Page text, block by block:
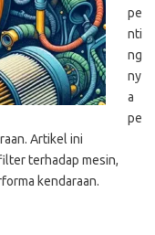
pe
nti
ng
ny
a
pe
Artikel ini
terhadap mesin,
kendaraan.